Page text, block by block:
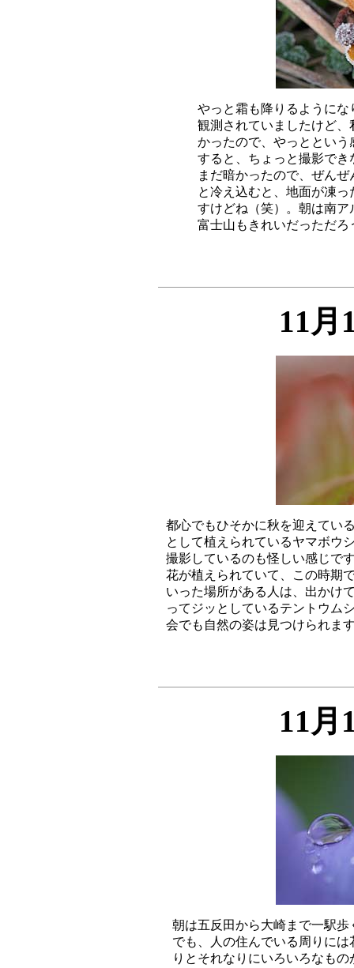
やっと霜も降りるように
観測されていましたけど
かったので、やっととい
すると、ちょっと撮影で
まだ暗かったので、ぜん
と冷え込むと、地面が凍
すけどね（笑）。朝は南
11月
都心でもひそかに秋を迎えてい
として植えられているヤマボウ
撮影しているのも怪しい感じで
花が植えられていて、この時期
いった場所がある人は、出かけ
ってジッとしているテントウム
11月
朝は五反田から大崎まで一駅
でも、人の住んでいる周りに
りとそれなりにいろいろなも